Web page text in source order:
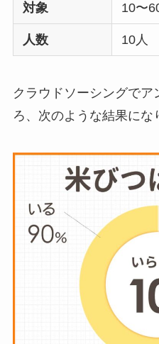
対象 10〜
人数 10人
クラウドソーシングでア
ろ、次のような結果にな